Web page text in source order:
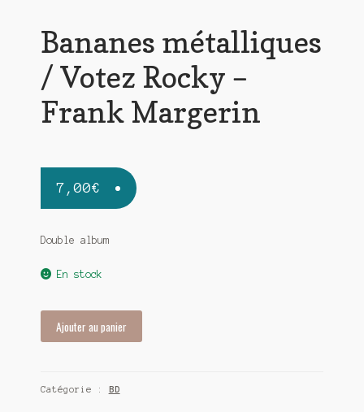
Bananes métalliques
/ Votez Rocky –
Frank Margerin
7,00€
Double album
En stock
/
Ajouter au panier
Catégorie : BD